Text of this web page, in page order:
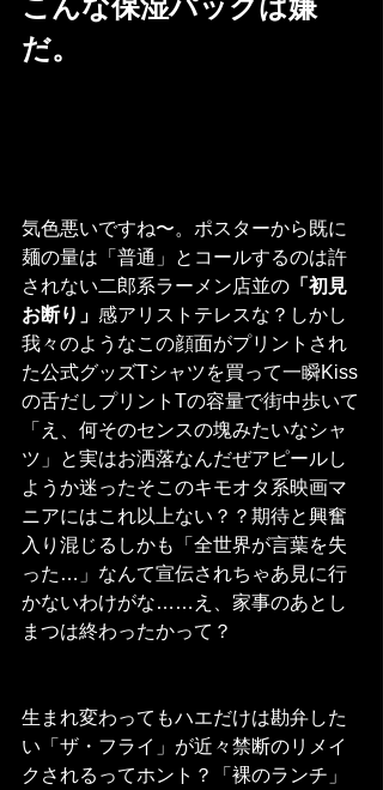
こんな保湿パックは嫌
だ。
気色悪いですね〜。ポスターから既に
麺の量は「普通」とコールするのは許
されない二郎系ラーメン店並の 「初見
お断り」 感アリストテレスな？しかし
我々のようなこの顔面がプリントされ
た公式グッズTシャツを買って一瞬Kiss
の舌だしプリントTの容量で街中歩いて
「え、何そのセンスの塊みたいなシャ
ツ」と実はお洒落なんだぜアピールし
ようか迷ったそこのキモオタ系映画マ
ニアにはこれ以上ない？？期待と興奮
入り混じるしかも「全世界が言葉を失
った…」なんて宣伝されちゃあ見に行
かないわけがな……え、家事のあとし
まつは終わったかって？
生まれ変わってもハエだけは勘弁した
い「ザ・フライ」が近々禁断のリメイ
クされるってホント？「裸のランチ」